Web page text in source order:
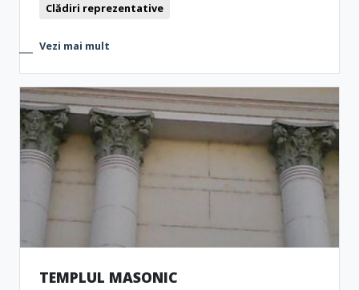
Clădiri reprezentative
Vezi mai mult
TEMPLUL MASONIC